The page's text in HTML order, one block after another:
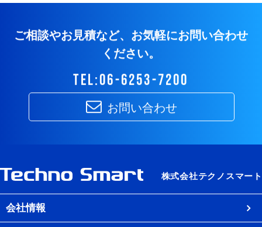
ご相談やお見積など、お気軽にお問い合わせ
ください。
tel:06-6253-7200
お問い合わせ
会社情報